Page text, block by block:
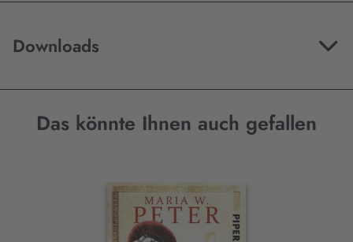
Downloads
Das könnte Ihnen auch gefallen
Interaktives